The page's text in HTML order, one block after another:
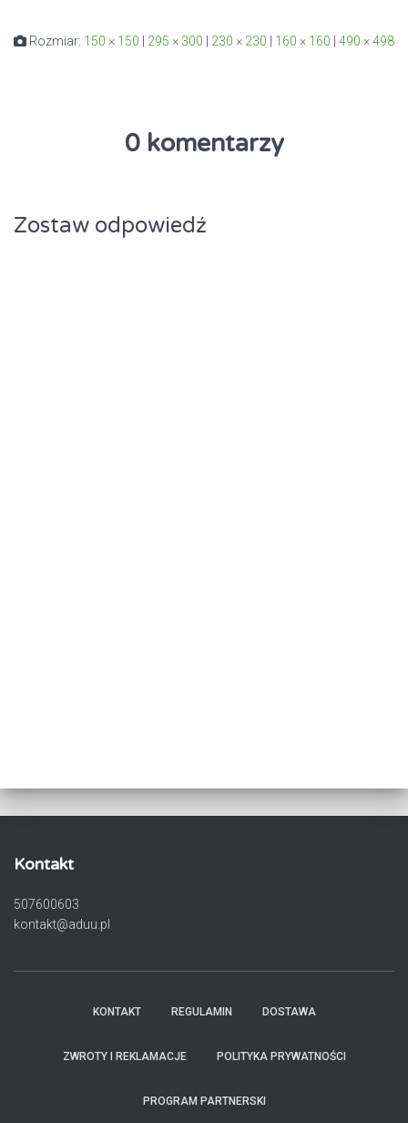
Rozmiar: 150 × 150 295 × 300 230 × 230 160 × 160 490 × 498
0 komentarzy
Zostaw odpowiedź
Kontakt
507600603
kontakt@aduu.pl
KONTAKT REGULAMIN DOSTAWA
ZWROTY I REKLAMACJE POLITYKA PRYWATNOŚCI
PROGRAM PARTNERSKI